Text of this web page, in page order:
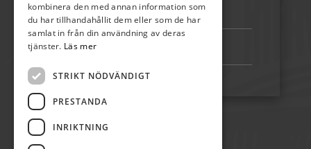
Bankgiro: 5192-4348
Swish: 123 222 02 67
kombinera den med annan information som
du har tillhandahållit dem eller som de har
samlat in från din användning av deras
tjänster. Läs mer
STRIKT NÖDVÄNDIGT
PRESTANDA
INRIKTNING